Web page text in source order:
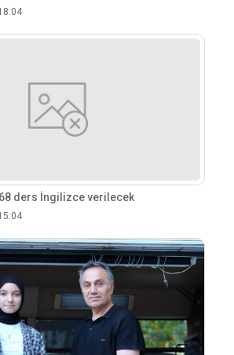
ders İngilizce verilecek